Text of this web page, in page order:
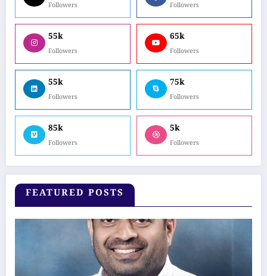
Followers Followers
55k
Followers
65k
Followers
55k
Followers
75k
Followers
85k
Followers
5k
Followers
FEATURED POSTS